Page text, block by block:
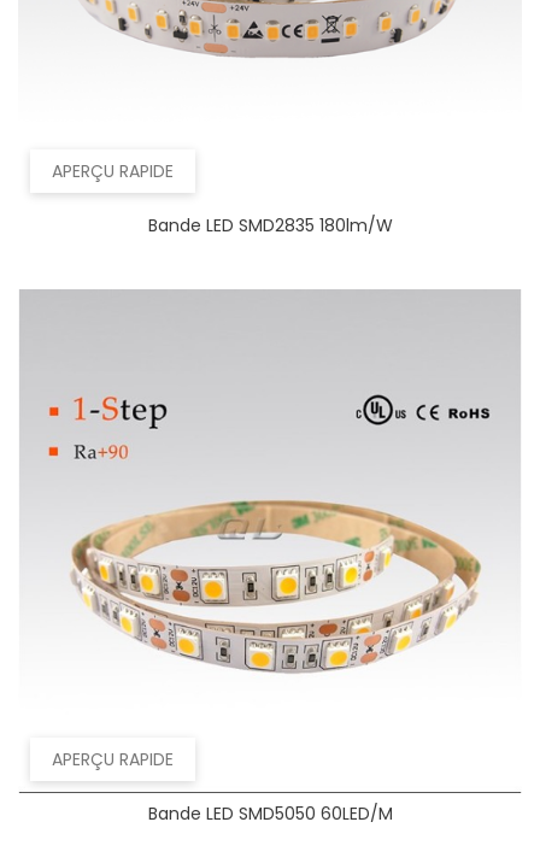
APERÇU RAPIDE
Bande LED SMD2835 180lm/W
APERÇU RAPIDE
Bande LED SMD5050 60LED/m